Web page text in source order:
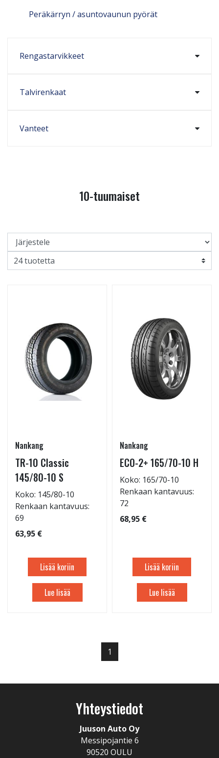
Peräkärryn / asuntovaunun pyörät
Rengastarvikkeet
Talvirenkaat
Vanteet
10-tuumaiset
Nankang
TR-10 Classic
145/80-10 S
Koko: 145/80-10
Renkaan kantavuus:
69
63,95 €
Lisää koriin
Lue lisää
Nankang
ECO-2+ 165/70-10 H
Koko: 165/70-10
Renkaan kantavuus:
72
68,95 €
Lisää koriin
Lue lisää
1
Yhteystiedot
Juuson Auto Oy
Messipojantie 6
90520 OULU